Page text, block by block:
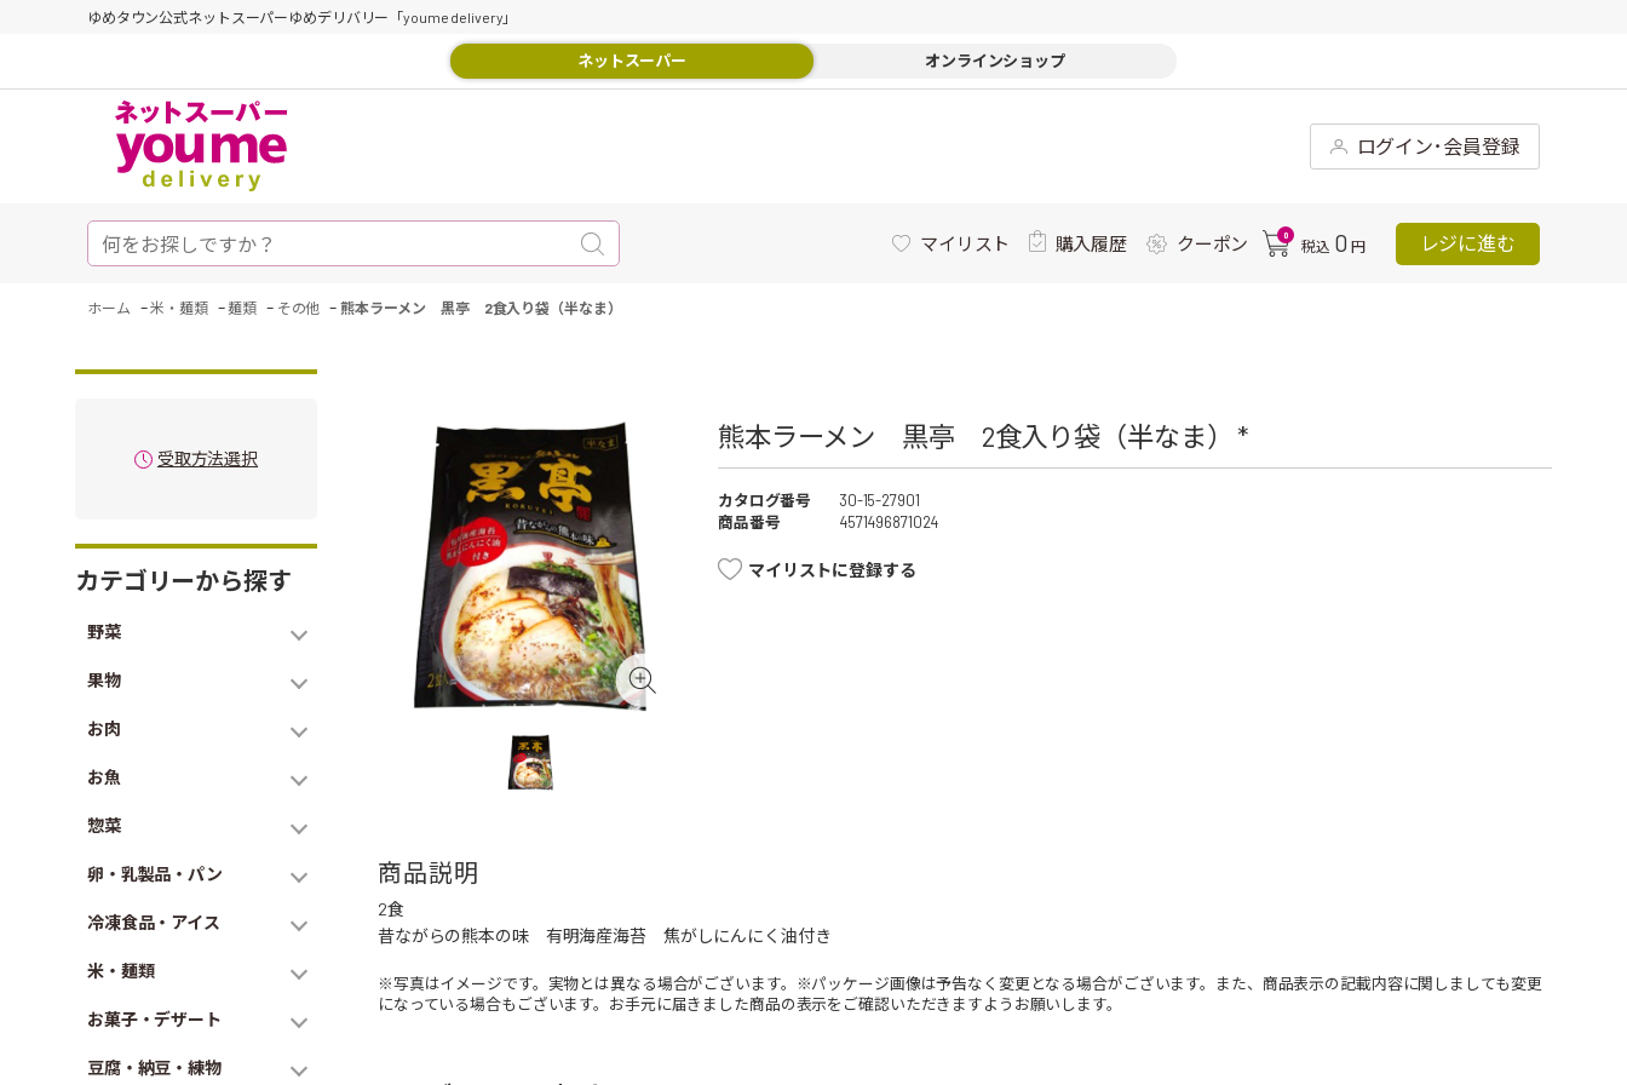
ゆめタウン公式ネットスーパーゆめデリバリー「youme delivery」
ネットスーパー オンラインショップ
ログイン･会員登録
マイリスト 購入履歴 クーポン 0
税込 0 円 レジに進む
ホーム -米・麺類 -麺類 - その他 - 熊本ラーメン 黒亭 2食入り袋（半なま）
受取方法選択
カテゴリーから探す
野菜
果物
お肉
お魚
惣菜
卵・乳製品・パン
冷凍食品・アイス
米・麺類
お菓子・デザート
豆腐・納豆・練物
熊本ラーメン 黒亭 2食入り袋（半なま） *
カタログ番号
30-15-27901
商品番号
4571496871024
マイリストに登録する
商品説明
2食
昔ながらの熊本の味 有明海産海苔 焦がしにんにく油付き
※写真はイメージです。実物とは異なる場合がございます。※パッケージ画像は予告なく変更となる場合がございます。また、商品表示の記載内容に関しましても変更
になっている場合もございます。お手元に届きました商品の表示をご確認いただきますようお願いします。